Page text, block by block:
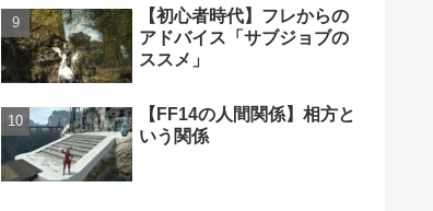
【初心者時代】フレからの
アドバイス「サブジョブの
ススメ」
【FF14の人間関係】相方と
いう関係